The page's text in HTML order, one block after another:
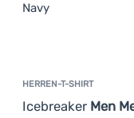
HERREN-T-SHIRT
Icebreaker Men